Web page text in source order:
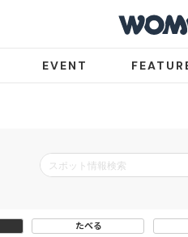
EVENT
たべる